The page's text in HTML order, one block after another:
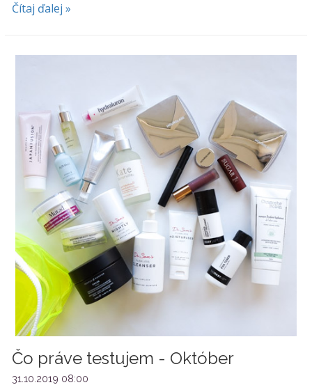
Čítaj ďalej »
Čo práve testujem - Október
31.10.2019 08:00